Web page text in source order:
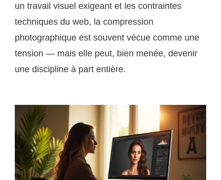
un travail visuel exigeant et les contraintes
techniques du web, la compression
photographique est souvent vécue comme une
tension — mais elle peut, bien menée, devenir
une discipline à part entière.